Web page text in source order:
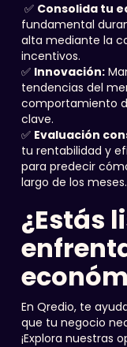
✅ Consolida tu
fundamental
alta mediante la
incentivos.
✅ Innovación:
tendencias del
comportamiento
clave.
✅ Evaluación
tu rentabilidad y
para predecir
largo de los meses.
¿Estás
En Qredio, te
que tu negocio
¡Explora nuestras